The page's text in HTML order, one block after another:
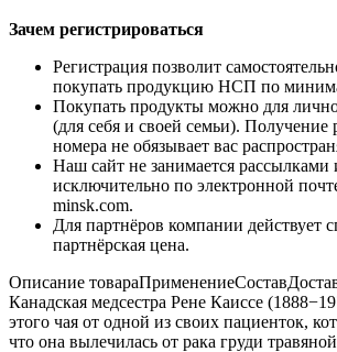
Зачем регистрироваться
Регистрация позволит
покупать продукцию НСП по
Покупать продукты можно для
(для себя и своей семьи). Получение
номера не обязывает вас
Наш сайт не занимается
исключительно по электронной
minsk.com.
Для партнёров компании действует
партнёрская цена.
Описание товараПрименениеСостав
Канадская медсестра Рене Каиссе
этого чая от одной из своих пациенток,
что она вылечилась от рака груди